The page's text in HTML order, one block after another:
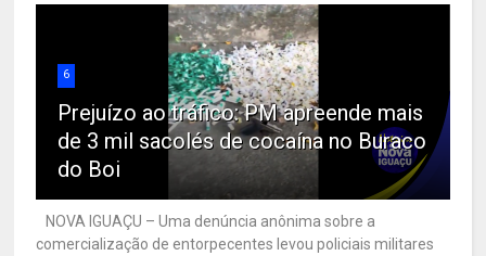
6
Prejuízo ao tráfico: PM apreende mais
de 3 mil sacolés de cocaína no Buraco
do Boi
NOVA IGUAÇU – Uma denúncia anônima sobre a
comercialização de entorpecentes levou policiais militares